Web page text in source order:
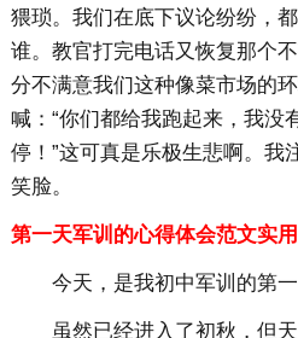
猥琐。我们在底下议论纷纷，
谁。教官打完电话又恢复那个
分不满意我们这种像菜市场的
喊：“你们都给我跑起来，我没
停！”这可真是乐极生悲啊。我
笑脸。
第一天军训的心得体会范文实
今天，是我初中军训的第一
虽然已经进入了初秋，但